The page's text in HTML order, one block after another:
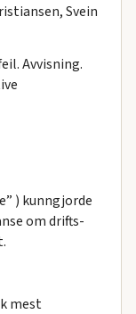
Svein
Avvisning.
) kunngjorde
om drifts-
mest